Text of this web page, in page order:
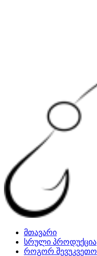
მთავარი
სრული პროდუქცია
როგორ შევუკვეთო